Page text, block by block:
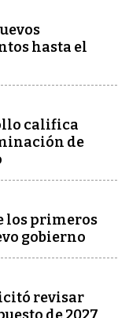
hasta el
califica
de
los primeros
gobierno
revisar